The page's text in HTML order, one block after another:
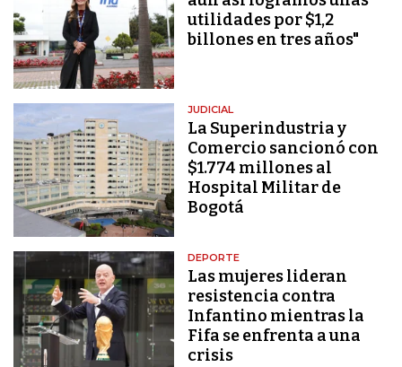
utilidades por $1,2
billones en tres años"
JUDICIAL
La Superindustria y
Comercio sancionó con
$1.774 millones al
Hospital Militar de
Bogotá
DEPORTE
Las mujeres lideran
resistencia contra
Infantino mientras la
Fifa se enfrenta a una
crisis